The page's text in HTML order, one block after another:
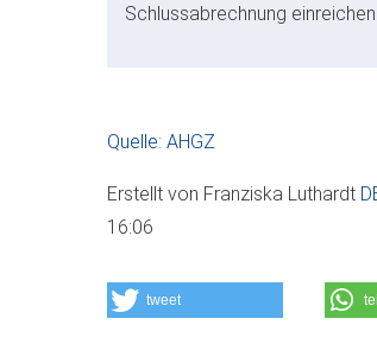
Schlussabrechnung einreichen
Quelle: AHGZ
Erstellt von Franziska Luthardt
16:06
tweet